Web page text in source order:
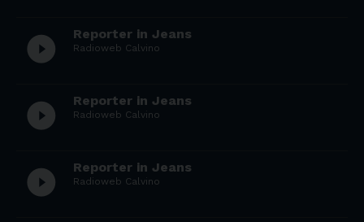
play_circle_filled Reporter in Jeans
Radioweb Calvino
play_circle_filled Reporter in Jeans
Radioweb Calvino
play_circle_filled Reporter in Jeans
Radioweb Calvino